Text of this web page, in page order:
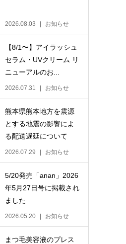
2026.08.03 お知らせ
【8/1〜】アイラッシュ
セラム・UVクリーム リ
ニューアルのお...
2026.07.31 お知らせ
熊本県熊本地方を震源
とする地震の影響によ
る配送遅延について
2026.07.29 お知らせ
5/20発売「anan」2026
年5月27日号に掲載され
ました
2026.05.20 お知らせ
まつ毛美容液のプレス